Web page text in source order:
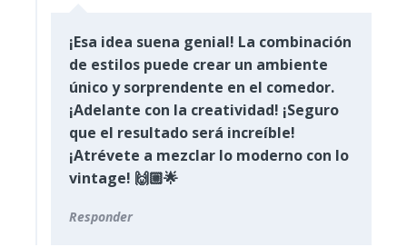
¡Esa idea suena genial! La combinación
de estilos puede crear un ambiente
único y sorprendente en el comedor.
¡Adelante con la creatividad! ¡Seguro
que el resultado será increíble!
¡Atrévete a mezclar lo moderno con lo
vintage! 🙌🏼🌟
Responder